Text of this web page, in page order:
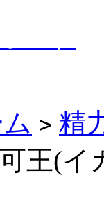
> 精
王(イ